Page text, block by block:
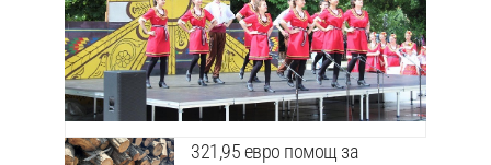
321,95 евро помощ за